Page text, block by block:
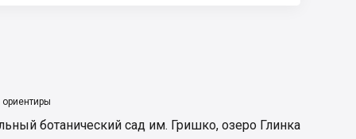
ботанический сад им. Гришко, озеро Глинка